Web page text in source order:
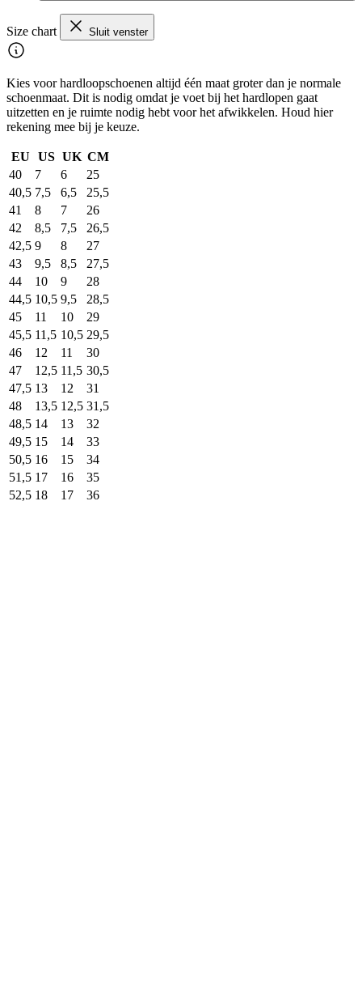
Size chart Sluit venster
Kies voor hardloopschoenen altijd één maat groter dan je normale
schoenmaat. Dit is nodig omdat je voet bij het hardlopen gaat
uitzetten en je ruimte nodig hebt voor het afwikkelen. Houd hier
rekening mee bij je keuze.
EU US UK CM
40
7 6
25
40,5 7,5 6,5
25,5
41
8 7
26
42
8,5 7,5
26,5
42,5 9 8
27
43
9,5 8,5
27,5
44
10 9
28
44,5 10,5 9,5
28,5
45
11 10
29
45,5 11,5 10,5 29,5
46
12 11
30
47
12,5 11,5 30,5
47,5 13 12
31
48
13,5 12,5 31,5
48,5 14 13
32
49,5 15 14
33
50,5 16 15
34
51,5 17 16
35
52,5 18 17 36